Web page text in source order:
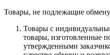
Товары, не подлежащие
Товары с
товары, изготовленные
утвержденными